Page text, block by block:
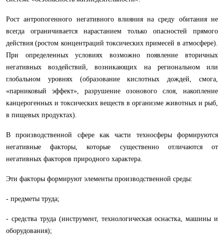
Рост антропогенного негативного влияния на среду обитания не
всегда ограничивается нарастанием только опасностей прямого
действия (ростом концентраций токсических примесей в атмосфере).
При определенных условиях возможно появление вторичных
негативных воздействий, возникающих на региональном или
глобальном уровнях (образование кислотных дождей, смога,
«парниковый эффект», разрушение озонового слоя, накопление
канцерогенных и токсических веществ в организме животных и рыб,
в пищевых продуктах).
В производственной сфере как части техносферы формируются
негативные факторы, которые существенно отличаются от
негативных факторов природного характера.
Эти факторы формируют элементы производственной среды:
- предметы труда;
- средства труда (инструмент, технологическая оснастка, машины и
оборудования);